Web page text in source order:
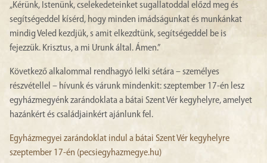
„Kérünk, Istenünk, cselekedeteinket sugallatoddal előzd meg és
segítségeddel kísérd, hogy minden imádságunkat és munkánkat
mindig Veled kezdjük, s amit elkezdtünk, segítségeddel be is
fejezzük. Krisztus, a mi Urunk által. Ámen.”
Következő alkalommal rendhagyó lelki sétára – személyes
részvétellel – hívunk és várunk mindenkit: szeptember 17-én lesz
egyházmegyénk zarándoklata a bátai Szent Vér kegyhelyre, amelyet
hazánkért és családjainkért ajánlunk fel.
Egyházmegyei zarándoklat indul a bátai Szent Vér kegyhelyre
szeptember 17-én (pecsiegyhazmegye.hu)